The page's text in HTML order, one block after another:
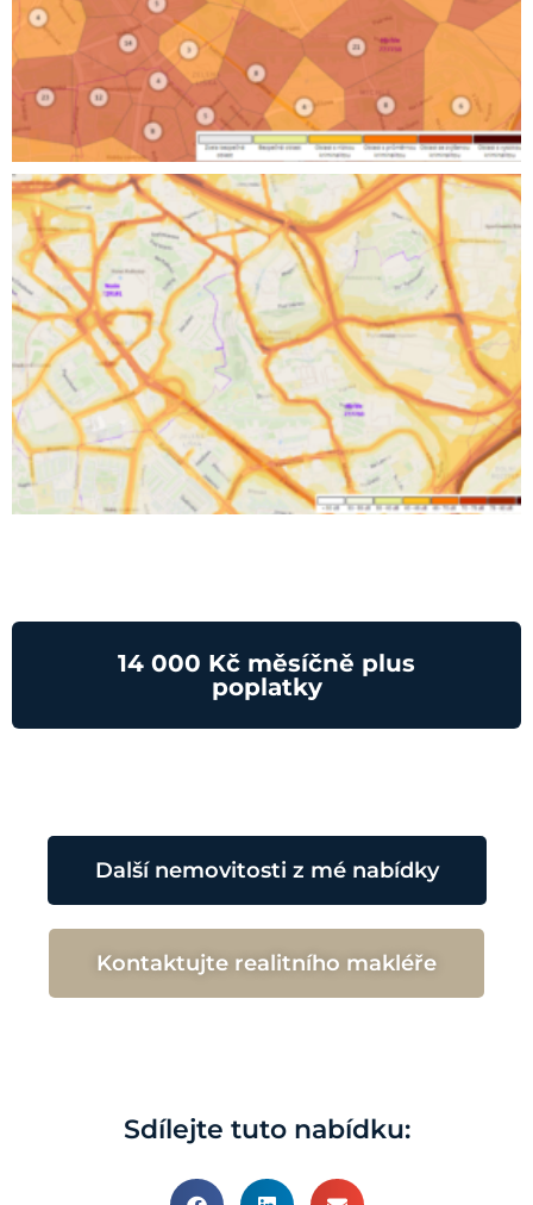
14 000 Kč měsíčně plus
poplatky
Další nemovitosti z mé nabídky
Kontaktujte realitního makléře
Sdílejte tuto nabídku: